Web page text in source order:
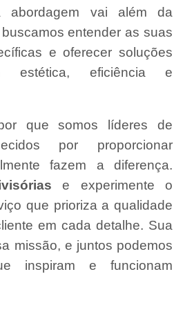
abordagem vai além da
entender as suas
e oferecer soluções
estética, eficiência e
que somos líderes de
por proporcionar
fazem a diferença.
e experimente o
que prioriza a qualidade
em cada detalhe. Sua
missão, e juntos podemos
inspiram e funcionam